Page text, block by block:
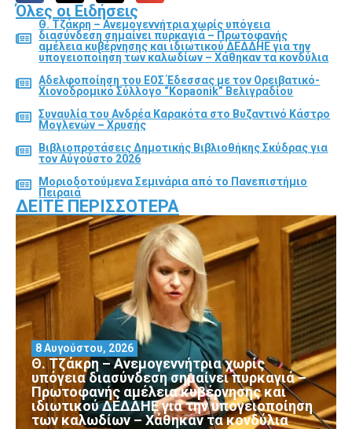
Όλες οι Ειδήσεις
Θ. Τζάκρη – Ανεμογεννήτρια χωρίς υπόγεια
διασύνδεση σημαίνει πυρκαγιά – Πρωτοφανής
αμέλεια κυβέρνησης και ιδιωτικού ΔΕΔΔΗΕ για την
υπογειοποίηση των καλωδίων – Χάθηκαν τα κονδύλια
Αδελφοποίηση του ΕΟΣ Έδεσσας με τον Ορειβατικό-
Χιονοδρομικό Σύλλογο “Kopaonik” Βελιγραδίου
Συναυλία του Ανδρέα Καρακότα στο Βυζαντινό Κάστρο
Μογλενών – Χρυσής
Βιβλιοπροτάσεις Δημοτικής Βιβλιοθήκης Σκύδρας για
τον Αύγούστο 2026
Μοριοδοτούμενα Σεμινάρια από το Πανεπιστήμιο
Πειραιά
ΔΕΊΤΕ ΠΕΡΙΣΣΌΤΕΡΑ
Θ. Τζάκρη – Ανεμογεννήτρια χωρίς
υπόγεια διασύνδεση σημαίνει πυρκαγιά –
Πρωτοφανής αμέλεια κυβέρνησης και
ιδιωτικού ΔΕΔΔΗΕ για την υπογειοποίηση
των καλωδίων – Χάθηκαν τα κονδύλια
8 Αυγούστου, 2026